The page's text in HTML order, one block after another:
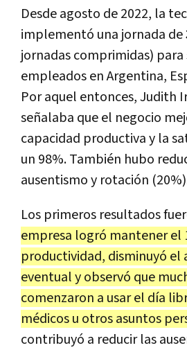
Desde agosto de 2022, la
implementó una jornada de
jornadas comprimidas) para
empleados en Argentina,
Por aquel entonces, Judith
señalaba que el negocio
capacidad productiva y la
un 98%. También hubo
ausentismo y rotación
Los primeros resultados
empresa logró mantener el
productividad, disminuyó el
eventual y observó que
comenzaron a usar el día
médicos u otros asuntos
contribuyó a reducir las